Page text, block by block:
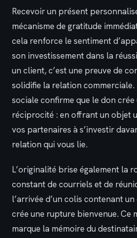
Recevoir un présent
mécanisme de gratitude
cela renforce le sentiment
son investissement dans la
un client, c’est une preuve de
solidifie la relation commerciale.
sociale confirme que le don crée
réciprocité : en offrant un objet
vos partenaires à s’investir
relation qui vous lie.
L’originalité brise également la
constant de courriels et de
l’arrivée d’un colis contenant
crée une rupture bienvenue. Ce
marque la mémoire du